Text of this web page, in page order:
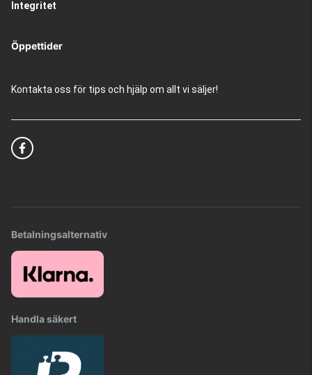
Integritet
Öppettider
Kontakta oss för tips och hjälp om allt vi säljer!
Betalningsalternativ
Handla säkert